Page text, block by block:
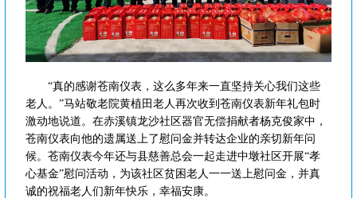
“真的感谢苍南仪表，这么多年来一直坚持关心我们这些
老人。”马站敬老院黄植田老人再次收到苍南仪表新年礼包时
激动地说道。在赤溪镇龙沙社区器官无偿捐献者杨克俊家中，
苍南仪表向他的遗属送上了慰问金并转达企业的亲切新年问
候。苍南仪表今年还与县慈善总会一起走进中墩社区开展“孝
心基金”慰问活动，为该社区贫困老人一一送上慰问金，并真
诚的祝福老人们新年快乐，幸福安康。